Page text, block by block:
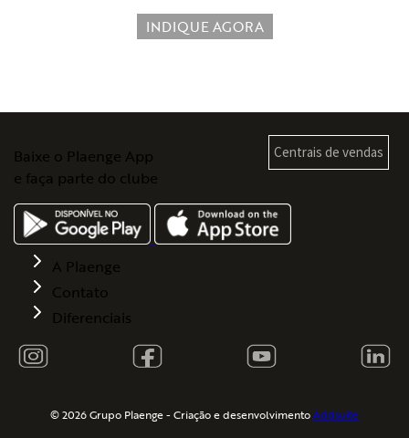
INDIQUE AGORA
Baixe o Plaenge App
e faça parte do clube
A Plaenge
Contato
Diferenciais
Centrais de vendas
©2026 Grupo Plaenge - Criação e desenvolvimentoAddsuite